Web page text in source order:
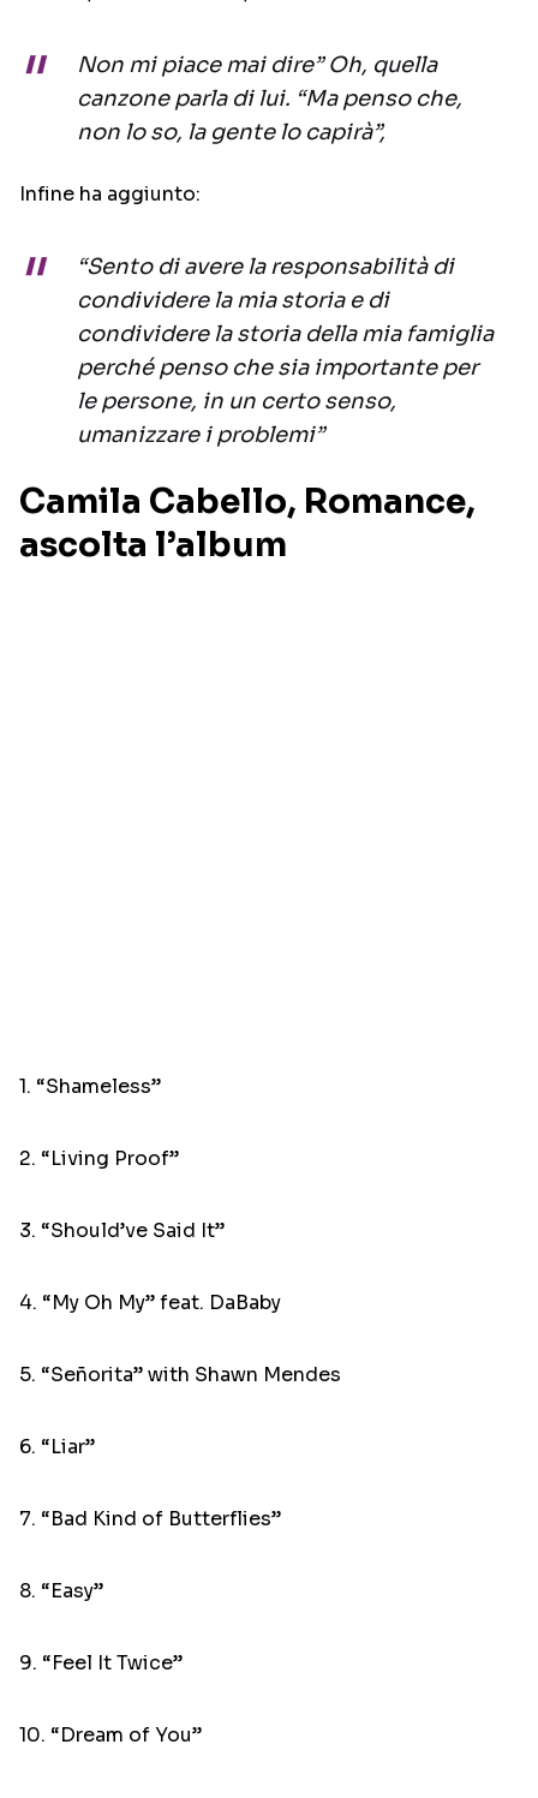
Non mi piace mai dire” Oh, quella
canzone parla di lui. “Ma penso che,
non lo so, la gente lo capirà”,
Infine ha aggiunto:
“Sento di avere la responsabilità di
condividere la mia storia e di
condividere la storia della mia famiglia
perché penso che sia importante per
le persone, in un certo senso,
umanizzare i problemi”
Camila Cabello, Romance,
ascolta l’album
1. “Shameless”
2. “Living Proof”
3. “Should’ve Said It”
4. “My Oh My” feat. DaBaby
5. “Señorita” with Shawn Mendes
6. “Liar”
7. “Bad Kind of Butterflies”
8. “Easy”
9. “Feel It Twice”
10. “Dream of You”